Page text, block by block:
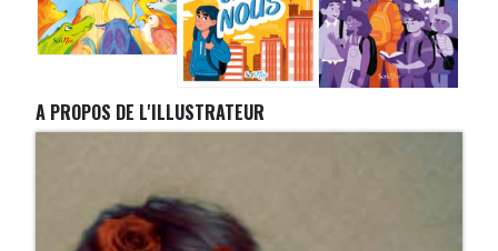
A PROPOS DE L'ILLUSTRATEUR